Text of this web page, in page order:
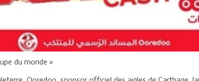
du monde »